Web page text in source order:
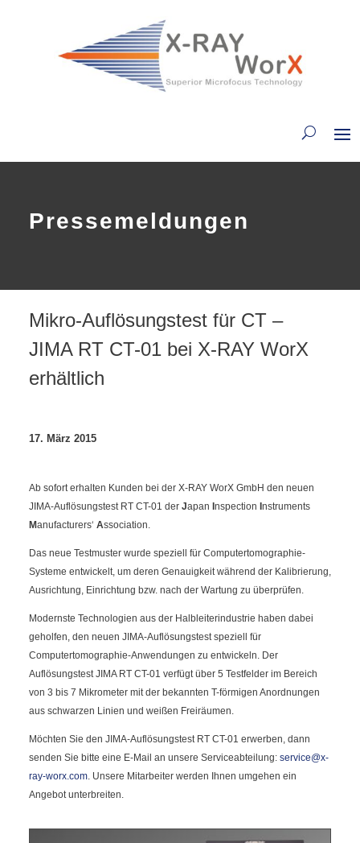
Pressemeldungen
Mikro-Auflösungstest für CT –
JIMA RT CT-01 bei X-RAY WorX
erhältlich
17. März 2015
Ab sofort erhalten Kunden bei der X-RAY WorX GmbH den neuen
JIMA-Auflösungstest RT CT-01 der Japan Inspection Instruments
Manufacturers‘ Association.
Das neue Testmuster wurde speziell für Computertomographie-
Systeme entwickelt, um deren Genauigkeit während der Kalibrierung,
Ausrichtung, Einrichtung bzw. nach der Wartung zu überprüfen.
Modernste Technologien aus der Halbleiterindustrie haben dabei
geholfen, den neuen JIMA-Auflösungstest speziell für
Computertomographie-Anwendungen zu entwickeln. Der
Auflösungstest JIMA RT CT-01 verfügt über 5 Testfelder im Bereich
von 3 bis 7 Mikrometer mit der bekannten T-förmigen Anordnungen
aus schwarzen Linien und weißen Freiräumen.
Möchten Sie den JIMA-Auflösungstest RT CT-01 erwerben, dann
senden Sie bitte eine E-Mail an unsere Serviceabteilung: service@x-
ray-worx.com. Unsere Mitarbeiter werden Ihnen umgehen ein
Angebot unterbreiten.